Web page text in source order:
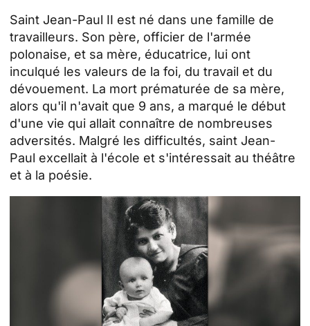
Saint Jean-Paul II est né dans une famille de
travailleurs. Son père, officier de l'armée
polonaise, et sa mère, éducatrice, lui ont
inculqué les valeurs de la foi, du travail et du
dévouement. La mort prématurée de sa mère,
alors qu'il n'avait que 9 ans, a marqué le début
d'une vie qui allait connaître de nombreuses
adversités. Malgré les difficultés, saint Jean-
Paul excellait à l'école et s'intéressait au théâtre
et à la poésie.